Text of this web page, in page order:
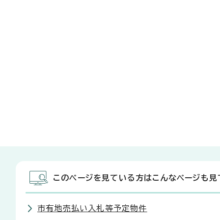
このページを見ている方はこんなページも見
市有地売払い入札等予定物件